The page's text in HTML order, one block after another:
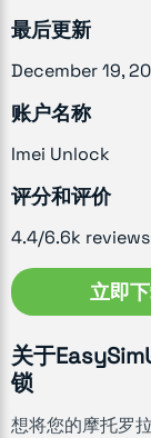
最后更新
December 19,
账户名称
Imei Unlock
评分和评价
4.4/6.6k reviews
立即
关于
锁
想将您的摩托罗